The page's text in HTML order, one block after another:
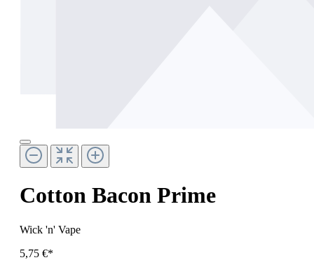
Cotton Bacon Prime
Wick 'n' Vape
5,75 €*